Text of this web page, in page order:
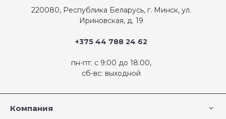
220080, Республика Беларусь, г. Минск, ул.
Ириновская, д. 19
+375 44 788 24 62
пн-пт: с 9:00 до 18:00,
сб-вс: выходной
Компания